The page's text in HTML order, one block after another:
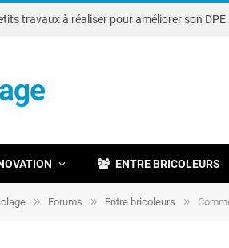
ENTRE BRICOLEURS
» Forums » Entre bricoleurs »